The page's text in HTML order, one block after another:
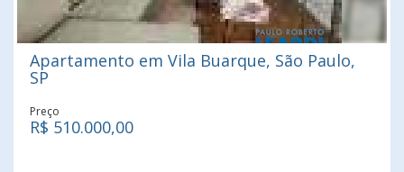
Apartamento em Vila Buarque, São Paulo,
SP
Preço
R$ 510.000,00